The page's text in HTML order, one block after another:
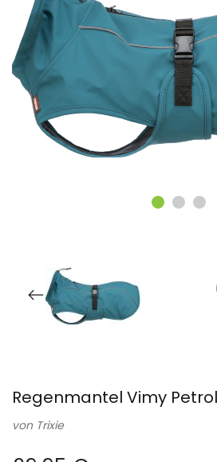
Regenmantel Vimy
von Trixie